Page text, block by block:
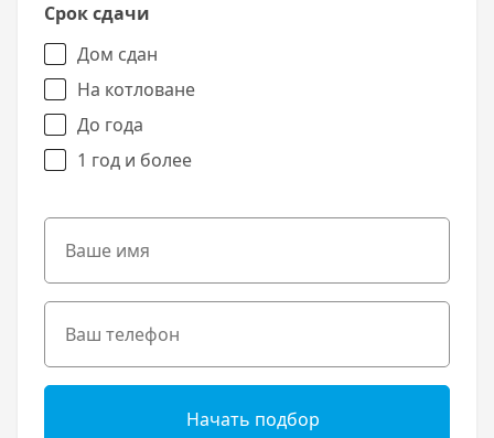
Срок сдачи
Дом сдан
На котловане
До года
1 год и более
Начать подбор